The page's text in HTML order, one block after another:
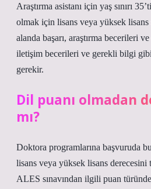
Araştırma asistanı için yaş sınırı
olmak için lisans veya yüksek lisans
alanda başarı, araştırma becerileri
iletişim becerileri ve gerekli bilgi
gerekir.
Dil puanı olmadan
mı?
Doktora programlarına başvuruda
lisans veya yüksek lisans derecesini
ALES sınavından ilgili puan